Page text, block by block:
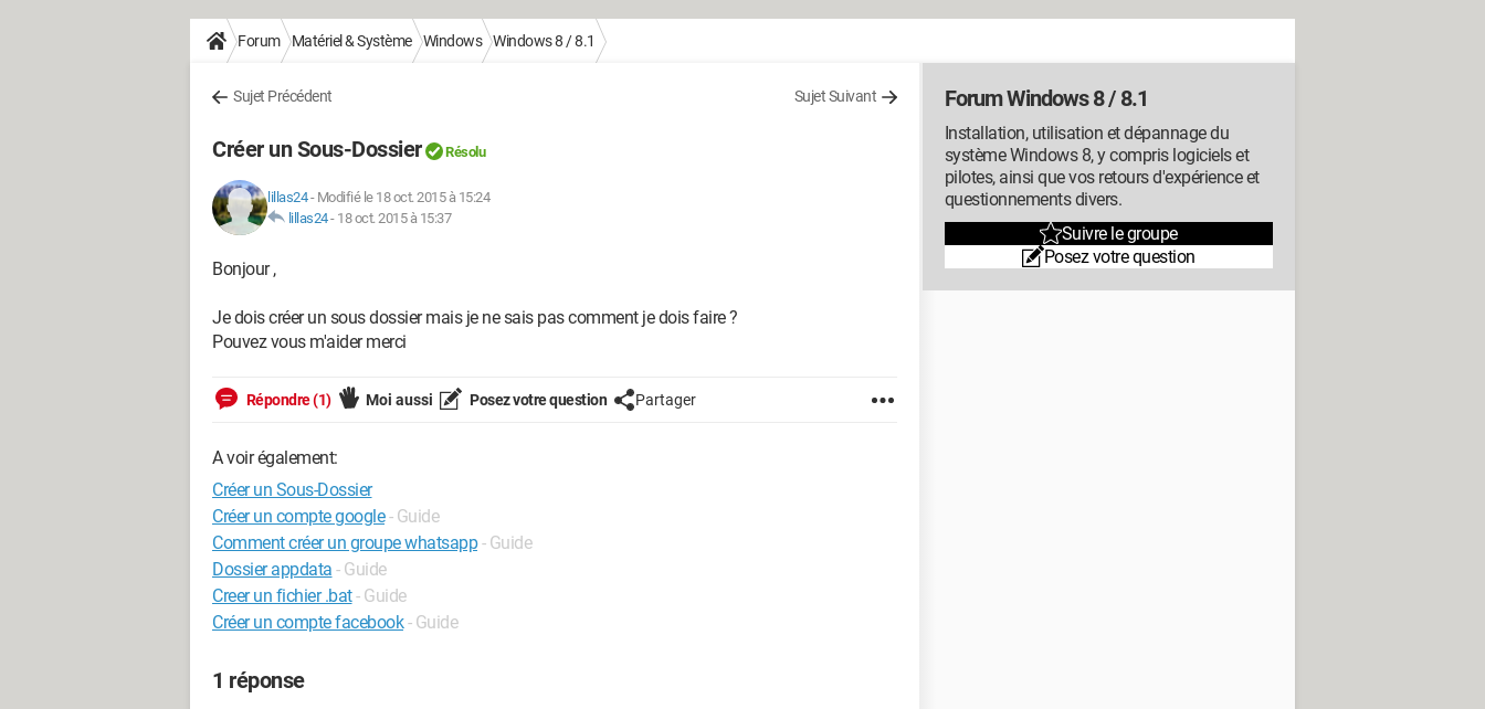
Forum Matériel & Système Windows Windows 8 / 8.1
Sujet Précédent Sujet Suivant
Créer un Sous-Dossier Résolu
lillas24- Modifié le 18 oct. 2015 à 15:24
lillas24- 18 oct. 2015 à 15:37
Bonjour ,
Je dois créer un sous dossier mais je ne sais pas comment je dois faire ?
Pouvez vous m'aider merci
Répondre (1) Moi aussi Posez votre question Partager
A voir également:
Créer un Sous-Dossier
Créer un compte google - Guide
Comment créer un groupe whatsapp - Guide
Dossier appdata - Guide
Creer un fichier .bat- Guide
Créer un compte facebook - Guide
1 réponse
Forum Windows 8 / 8.1
Installation, utilisation et dépannage du
système Windows 8, y compris logiciels et
pilotes, ainsi que vos retours d'expérience et
questionnements divers.
Suivre le groupe
Posez votre question